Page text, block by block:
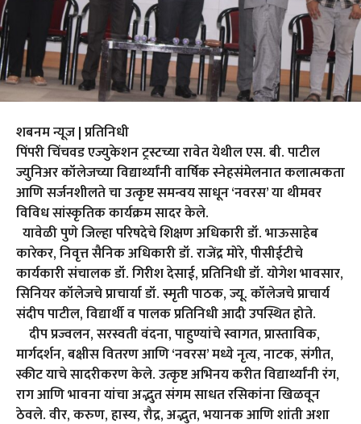
शबनम न्यूज | प्रतिनिधी
पिंपरी चिंचवड एज्युकेशन ट्रस्टच्या रावेत येथील एस. बी. पाटील
ज्युनिअर कॉलेजच्या विद्यार्थ्यांनी वार्षिक स्नेहसंमेलनात कलात्मकता
आणि सर्जनशीलते चा उत्कृष्ट समन्वय साधून ‘नवरस’ या थीमवर
विविध सांस्कृतिक कार्यक्रम सादर केले.
यावेळी पुणे जिल्हा परिषदेचे शिक्षण अधिकारी डॉ. भाऊसाहेब
कारेकर, निवृत्त सैनिक अधिकारी डॉ. राजेंद्र मोरे, पीसीईटीचे
कार्यकारी संचालक डॉ. गिरीश देसाई, प्रतिनिधी डॉ. योगेश भावसार,
सिनियर कॉलेजचे प्राचार्या डॉ. स्मृती पाठक, ज्यू. कॉलेजचे प्राचार्य
संदीप पाटील, विद्यार्थी व पालक प्रतिनिधी आदी उपस्थित होते.
दीप प्रज्वलन, सरस्वती वंदना, पाहुण्यांचे स्वागत, प्रास्ताविक,
मार्गदर्शन, बक्षीस वितरण आणि ‘नवरस’ मध्ये नृत्य, नाटक, संगीत,
स्कीट याचे सादरीकरण केले. उत्कृष्ट अभिनय करीत विद्यार्थ्यांनी रंग,
राग आणि भावना यांचा अद्भुत संगम साधत रसिकांना खिळवून
ठेवले. वीर, करुण, हास्य, रौद्र, अद्भुत, भयानक आणि शांती अशा